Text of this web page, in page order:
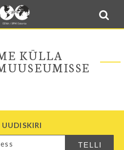
Sulge menüü
Blogi
pood
BPW
KÜLLA